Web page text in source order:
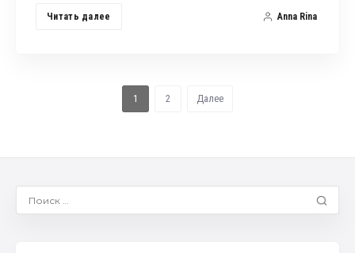
Читать далее Anna Rina
1 2 Далее